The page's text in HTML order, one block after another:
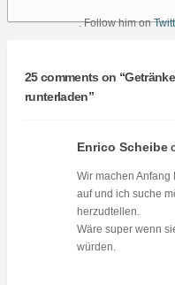
. Follow him on
25 comments on “
runterladen”
Enrico Scheibe
Wir machen
auf und ich suche
herzudtellen.
Wäre super wenn
würden.